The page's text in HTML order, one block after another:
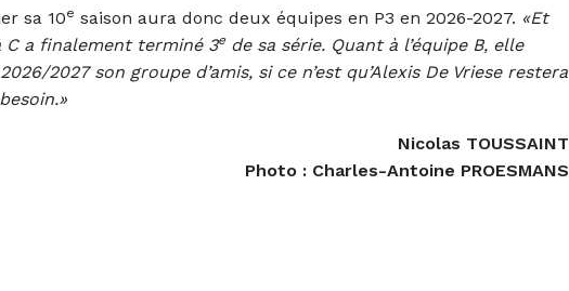
sa 10e saison aura donc deux équipes en P3 en 2026-2027. «Et
a finalement terminé 3ede sa série. Quant à l’équipe B, elle
2027 son groupe d’amis, si ce n’est qu’Alexis De Vriese restera
Nicolas TOUSSAINT
Photo : Charles-Antoine PROESMANS